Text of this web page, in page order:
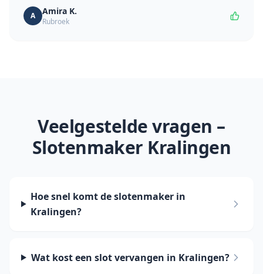
A Amira K.
Rubroek
Veelgestelde vragen –
Slotenmaker Kralingen
Hoe snel komt de slotenmaker in
Kralingen?
Wat kost een slot vervangen in Kralingen?